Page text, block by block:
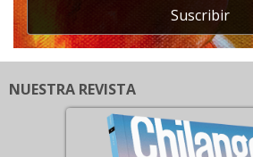
Suscribir
NUESTRA REVISTA